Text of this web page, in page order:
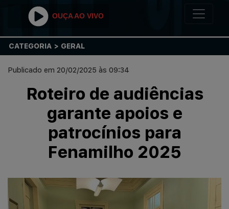
OUÇA AO VIVO
CATEGORIA > GERAL
Publicado em 20/02/2025 às 09:34
Roteiro de audiências
garante apoios e
patrocínios para
Fenamilho 2025